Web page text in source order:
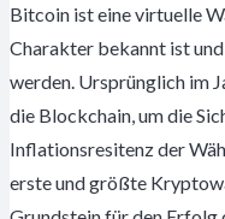
Bitcoin ist eine virtuelle
Charakter bekannt ist
werden. Ursprünglich im
die Blockchain, um die
Inflationsresitenz der
erste und größte